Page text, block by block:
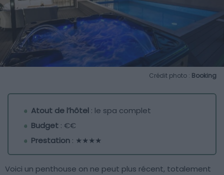
Crédit photo : Booking
Atout de l’hôtel : le spa complet
Budget : €€
Prestation : ★★★★
Voici un penthouse on ne peut plus récent, totalement